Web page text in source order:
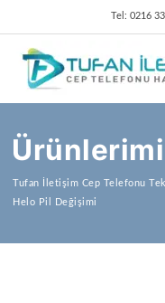
Tel: 0216
Tufan İletişim Cep Telefonu
Helo Pil Değişimi